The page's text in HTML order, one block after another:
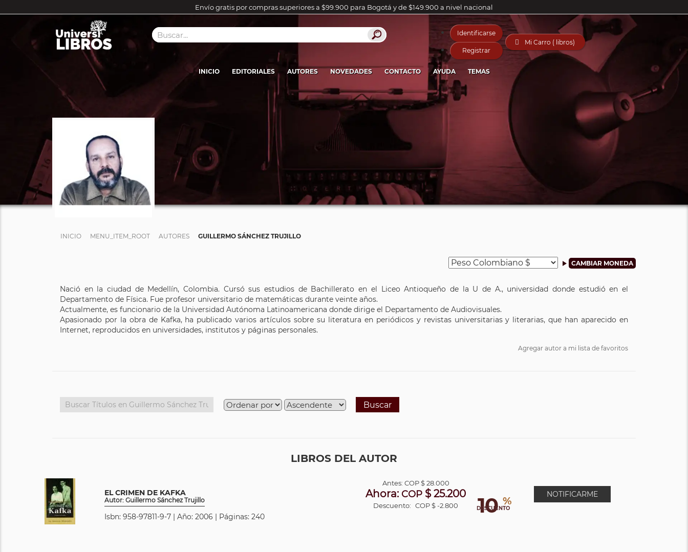
Envío gratis por compras superiores a $99.900 para Bogotá y de $149.900 a nivel nacional
Identificarse
Registrar
 Mi Carro ( libros)
INICIO EDITORIALES AUTORES NOVEDADES CONTACTO AYUDA TEMAS
INICIO MENU_ITEM_ROOT AUTORES GUILLERMO SÁNCHEZ TRUJILLO
Nació en la ciudad de Medellín, Colombia. Cursó sus estudios de Bachillerato en el Liceo Antioqueño de la U de A., universidad donde estudió en el
Departamento de Física. Fue profesor universitario de matemáticas durante veinte años.
Actualmente, es funcionario de la Universidad Autónoma Latinoamericana donde dirige el Departamento de Audiovisuales.
Apasionado por la obra de Kafka, ha publicado varios artículos sobre su literatura en periódicos y revistas universitarias y literarias, que han aparecido en
Internet, reproducidos en universidades, institutos y páginas personales.
Agregar autor a mi lista de favoritos
Buscar
LIBROS DEL AUTOR
EL CRIMEN DE KAFKA
Autor: Guillermo Sánchez Trujillo
Isbn: 958-97811-9-7 | Año: 2006 | Páginas: 240 10 %
DESCUENTO
Antes: COP$ 28.000
Ahora: COP $ 25.200
Descuento: COP $ -2.800
NOTIFICARME